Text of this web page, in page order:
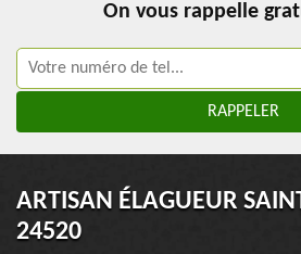
On vous rappelle
ARTISAN ÉLAGUEUR
24520